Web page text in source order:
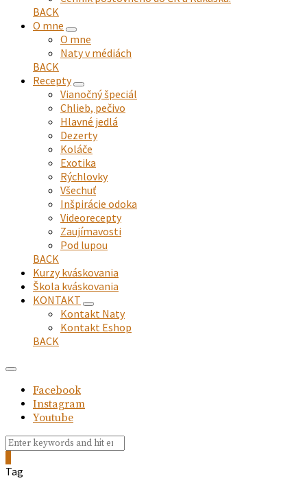
BACK
O mne
expand
child
menu
O mne
Naty v médiách
BACK
Recepty
expand
child
menu
Vianočný špeciál
Chlieb, pečivo
Hlavné jedlá
Dezerty
Koláče
Exotika
Rýchlovky
Všechuť
Inšpirácie odoka
Videorecepty
Zaujímavosti
Pod lupou
BACK
Kurzy kváskovania
Škola kváskovania
KONTAKT
expand
child
menu
Kontakt Naty
Kontakt Eshop
BACK
Facebook
Instagram
Youtube
Search
Search
for:
Tag